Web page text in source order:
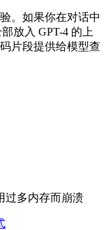
。如果你在对话中
放入 GPT-4 的上
片段提供给模型查
多内存而崩溃